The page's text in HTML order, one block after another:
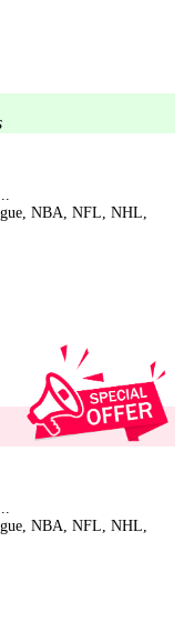
NBA, NFL, NHL,
NBA, NFL, NHL,